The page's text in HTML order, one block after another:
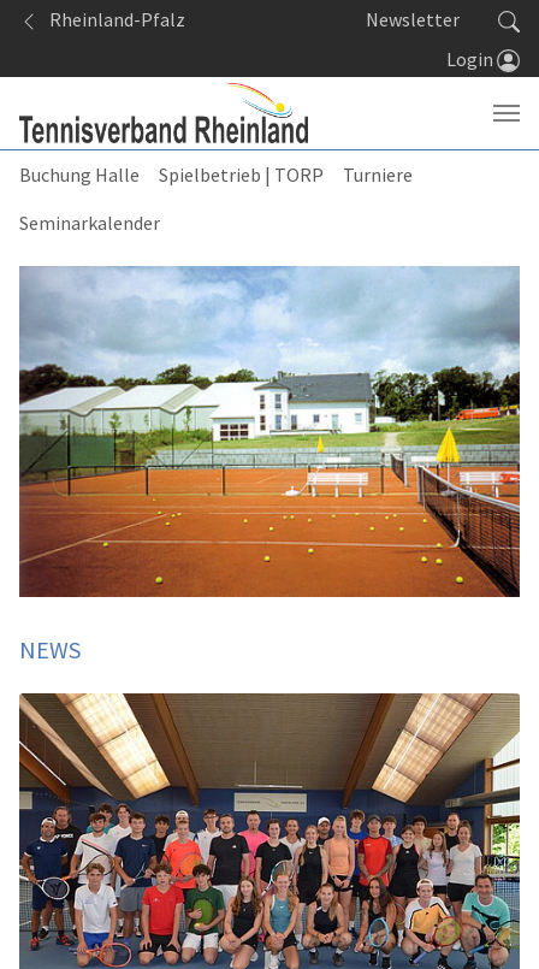
Springe zum Seiteninhalt
Rheinland-Pfalz
Newsletter
Login
Buchung Halle Spielbetrieb | TORP
Turniere
Seminarkalender
NEWS